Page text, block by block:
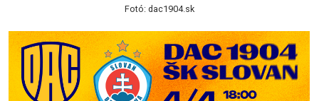
Fotó: dac1904.sk